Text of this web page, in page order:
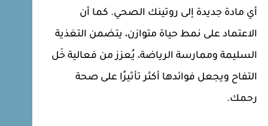
أي مادة جديدة إلى روتينك الصحي. كما أن
الاعتماد على نمط حياة متوازن، يتضمن التغذية
السليمة وممارسة الرياضة، يُعزز من فعالية خَل
التفاح ويجعل فوائدها أكثر تأثيرًا على صحة
رحمك.